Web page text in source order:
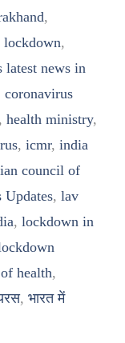
,
lockdown,
latest news in
coronavirus
, health ministry,
, icmr, india
council of
Updates, lav
, lockdown in
health,
, भारत में